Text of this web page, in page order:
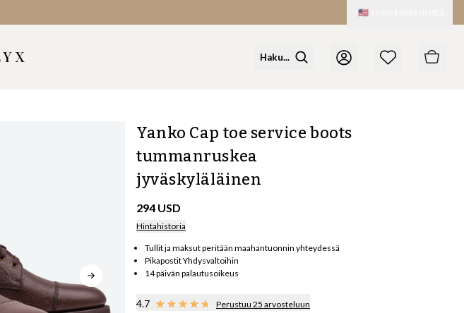
🇺🇸
Yanko Cap toe service boots
tummanruskea
jyväskyläläinen
294 USD
Hintahistoria
Tullit ja maksut peritään maahantuonnin yhteydessä
Pikapostit Yhdysvaltoihin
14 päivän palautusoikeus
4.7 Perustuu 25 arvosteluun